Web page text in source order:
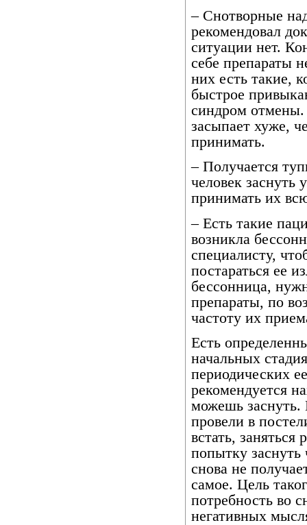
– Снотворные
рекомендовал
ситуации нет.
себе препараты
них есть такие,
быстрое
синдром отмены.
засыпает хуже,
принимать.
– Получается
человек заснуть
принимать их
– Есть такие
возникла
специалисту,
постараться ее
бессонница,
препараты, по
частоту их
Есть
начальных
периодических
рекомендуется
можешь заснуть.
провели в
встать, заняться
попытку заснуть
снова не
самое. Цель
потребность во
негативных